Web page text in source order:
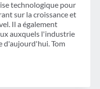
technologique pour
sur la croissance et
Il a également
auxquels l'industrie
d'aujourd'hui. Tom